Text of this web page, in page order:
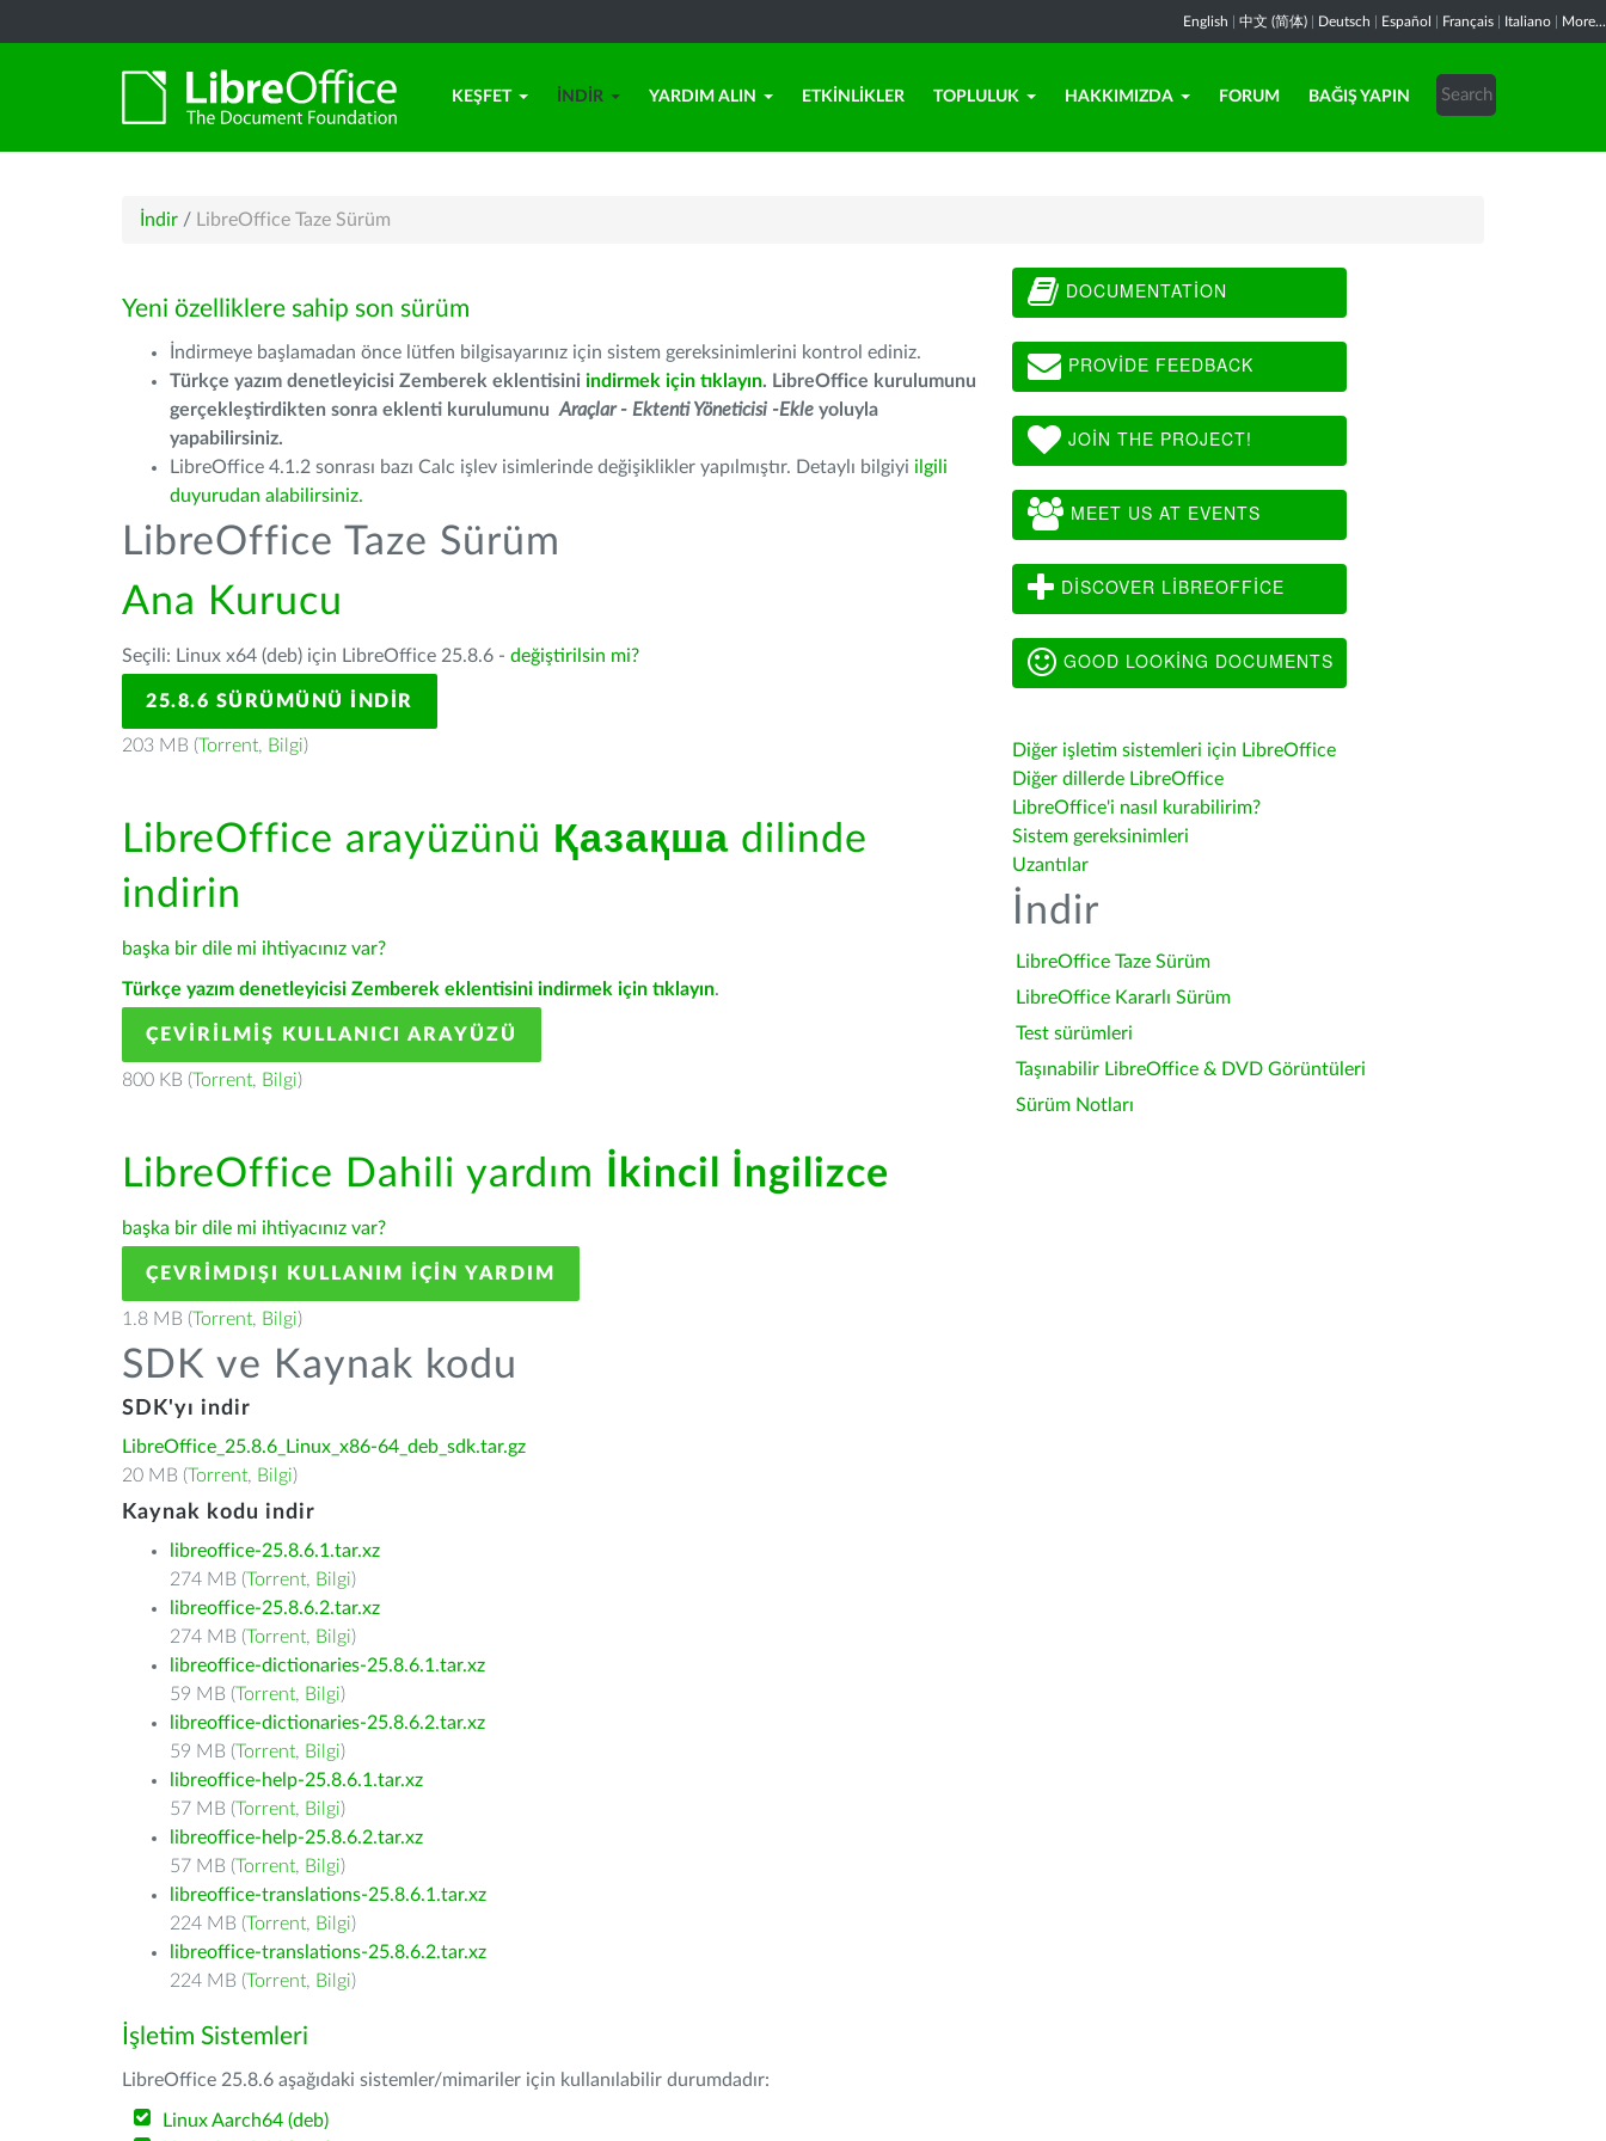
English 中文 (简体) Deutsch Español Français Italiano More...
KEŞFET İNDIR YARDIM ALIN ETKINLIKLER TOPLULUK HAKKIMIZDA FORUM BAĞIŞ YAPIN
İndir / LibreOffice Taze Sürüm
Yeni özelliklere sahip son sürüm
İndirmeye başlamadan önce lütfen bilgisayarınız için sistem gereksinimlerini kontrol ediniz.
Türkçe yazım denetleyicisi Zemberek eklentisini indirmek için tıklayın. LibreOffice kurulumunu
gerçekleştirdikten sonra eklenti kurulumunu Araçlar - Ektenti Yöneticisi -Ekle yoluyla
yapabilirsiniz.
LibreOffice 4.1.2 sonrası bazı Calc işlev isimlerinde değişiklikler yapılmıştır. Detaylı bilgiyi ilgili
duyurudan alabilirsiniz.
LibreOffice Taze Sürüm
Ana Kurucu
Seçili: Linux x64 (deb) için LibreOffice 25.8.6 - değiştirilsin mi?
25.8.6 SÜRÜMÜNÜ İNDIR
203 MB (Torrent, Bilgi)
LibreOffice arayüzünü Қазақша dilinde
indirin
başka bir dile mi ihtiyacınız var?
Türkçe yazım denetleyicisi Zemberek eklentisini indirmek için tıklayın.
ÇEVIRILMIŞ KULLANICI ARAYÜZÜ
800 KB (Torrent, Bilgi)
LibreOffice Dahili yardım İkincil İngilizce
başka bir dile mi ihtiyacınız var?
ÇEVRIMDIŞI KULLANIM IÇIN YARDIM
1.8 MB (Torrent, Bilgi)
SDK ve Kaynak kodu
SDK'yı indir
LibreOffice_25.8.6_Linux_x86-64_deb_sdk.tar.gz
20 MB (Torrent, Bilgi)
Kaynak kodu indir
libreoffice-25.8.6.1.tar.xz
274 MB (Torrent, Bilgi)
libreoffice-25.8.6.2.tar.xz
274 MB (Torrent, Bilgi)
libreoffice-dictionaries-25.8.6.1.tar.xz
59 MB (Torrent, Bilgi)
libreoffice-dictionaries-25.8.6.2.tar.xz
59 MB (Torrent, Bilgi)
libreoffice-help-25.8.6.1.tar.xz
57 MB (Torrent, Bilgi)
libreoffice-help-25.8.6.2.tar.xz
57 MB (Torrent, Bilgi)
libreoffice-translations-25.8.6.1.tar.xz
224 MB (Torrent, Bilgi)
libreoffice-translations-25.8.6.2.tar.xz
224 MB (Torrent, Bilgi)
İşletim Sistemleri
LibreOffice 25.8.6 aşağıdaki sistemler/mimariler için kullanılabilir durumdadır:
Linux Aarch64 (deb)
DOCUMENTATION
PROVIDE FEEDBACK
JOIN THE PROJECT!
MEET US AT EVENTS
DISCOVER LIBREOFFICE
GOOD LOOKING DOCUMENTS
Diğer işletim sistemleri için LibreOffice
Diğer dillerde LibreOffice
LibreOffice'i nasıl kurabilirim?
Sistem gereksinimleri
Uzantılar
İndir
LibreOffice Taze Sürüm
LibreOffice Kararlı Sürüm
Test sürümleri
Taşınabilir LibreOffice & DVD Görüntüleri
Sürüm Notları